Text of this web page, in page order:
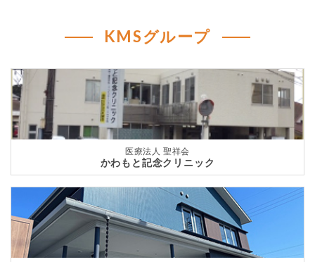
KMSグループ
医療法人 聖祥会
かわもと記念クリニック